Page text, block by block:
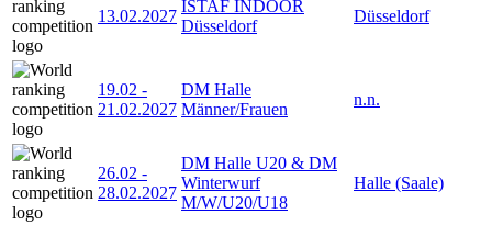
13.02.2027
ISTAF INDOOR
Düsseldorf
Düsseldorf
19.02 -
21.02.2027
DM Halle
Männer/Frauen
n.n.
26.02 -
28.02.2027
DM Halle U20 & DM
Winterwurf
M/W/U20/U18
Halle (Saale)